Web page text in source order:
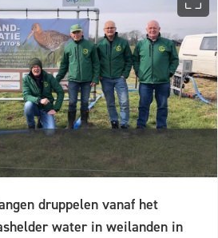
druppelen vanaf het
water in weilanden in